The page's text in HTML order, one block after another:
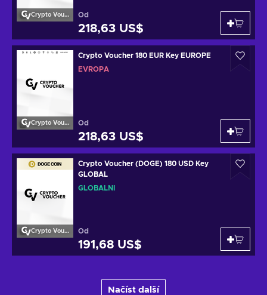
Crypto Voucher Od
218,63 US$
Crypto Voucher
Crypto Voucher 180 EUR Key EUROPE
EVROPA
Od
218,63 US$
Crypto Voucher
Crypto Voucher (DOGE) 180 USD Key
GLOBAL
GLOBÁLNÍ
Od
191,68 US$
Načíst další